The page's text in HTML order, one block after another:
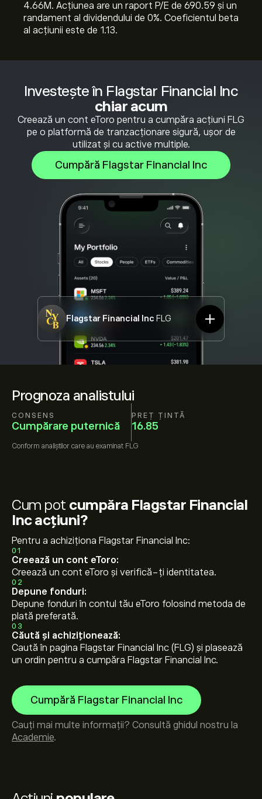
Prognoza analistului
CONSENS
Cumpărare puternică
PREȚ ȚINTĂ
16.85
Conform analiștilor care au examinat FLG
Investește în Flagstar Financial Inc
chiar acum
Creează un cont eToro pentru a cumpăra acțiuni FLG
pe o platformă de tranzacționare sigură, ușor de
utilizat și cu active multiple.
Cumpără Flagstar Financial Inc
Flagstar Financial Inc FLG
4.66M. Acțiunea are un raport P/E de 690.59 și un
randament al dividendului de 0%. Coeficientul beta
al acțiunii este de 1.13.
Cum pot cumpăra Flagstar Financial
Inc acțiuni?
Pentru a achiziționa Flagstar Financial Inc:
01
Creează un cont eToro:
Creează un cont eToro și verifică-ți identitatea.
02
Depune fonduri:
Depune fonduri în contul tău eToro folosind metoda de
plată preferată.
03
Căută și achiziționează:
Caută în pagina Flagstar Financial Inc (FLG) și plasează
un ordin pentru a cumpăra Flagstar Financial Inc.
Cumpără Flagstar Financial Inc
Cauți mai multe informații? Consultă ghidul nostru la
Academie.